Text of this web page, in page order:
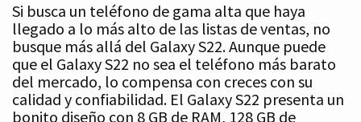
Si busca un teléfono de gama alta que haya
llegado a lo más alto de las listas de ventas, no
busque más allá del Galaxy S22. Aunque puede
que el Galaxy S22 no sea el teléfono más barato
del mercado, lo compensa con creces con su
calidad y confiabilidad. El Galaxy S22 presenta un
bonito diseño con 8 GB de RAM, 128 GB de